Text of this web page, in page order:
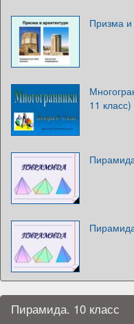
Призма и
11 класс)
Пирамида. 10 класс